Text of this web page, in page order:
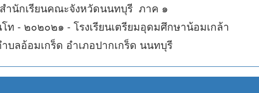
สำนักเรียนคณะจังหวัดนนทบุรี ภาค ๑
ท - ๒๐๒๐๒๑ - โรงเรียนเตรียมอุดมศึกษาน้อมเกล้า
บลอ้อมเกร็ด อำเภอปากเกร็ด นนทบุรี